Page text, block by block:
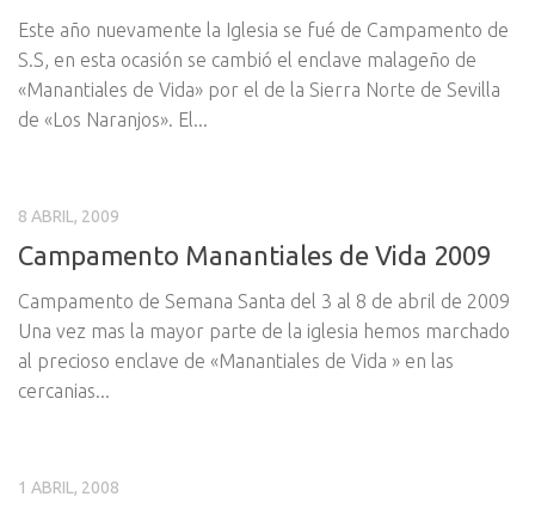
Este año nuevamente la Iglesia se fué de Campamento de
S.S, en esta ocasión se cambió el enclave malageño de
«Manantiales de Vida» por el de la Sierra Norte de Sevilla
de «Los Naranjos». El...
8 ABRIL, 2009
Campamento Manantiales de Vida 2009
Campamento de Semana Santa del 3 al 8 de abril de 2009
Una vez mas la mayor parte de la iglesia hemos marchado
al precioso enclave de «Manantiales de Vida » en las
cercanias...
1 ABRIL, 2008